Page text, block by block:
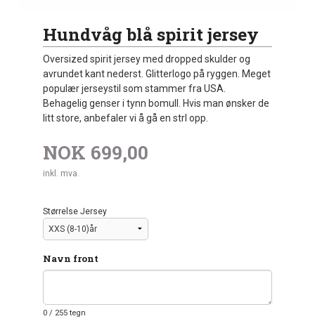
Hundvåg blå spirit jersey
Oversized spirit jersey med dropped skulder og
avrundet kant nederst. Glitterlogo på ryggen. Meget
populær jerseystil som stammer fra USA.
Behagelig genser i tynn bomull. Hvis man ønsker de
litt store, anbefaler vi å gå en strl opp.
NOK 699,00
inkl. mva.
Størrelse Jersey
Navn front
0 / 255 tegn